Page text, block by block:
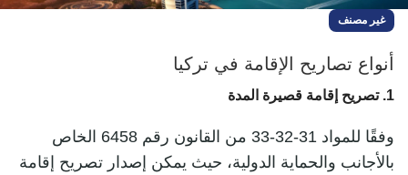
غير مصنف
أنواع تصاريح الإقامة في تركيا
1. تصريح إقامة قصيرة المدة
وفقًا للمواد 31-32-33 من القانون رقم 6458 الخاص
بالأجانب والحماية الدولية، حيث يمكن إصدار تصريح إقامة